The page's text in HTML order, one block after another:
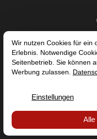
NL
CONTRACT